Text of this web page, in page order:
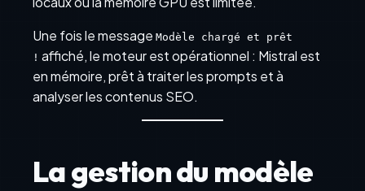
Une fois le message Modèle chargé et prêt
! affiché, le moteur est opérationnel : Mistral est
en mémoire, prêt à traiter les prompts et à
analyser les contenus SEO.
La gestion du modèle